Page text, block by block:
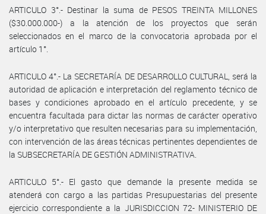
ARTICULO 3°.- Destinar la suma de PESOS TREINTA MILLONES
($30.000.000-) a la atención de los proyectos que serán
seleccionados en el marco de la convocatoria aprobada por el
artículo 1°.
ARTICULO 4°.- La SECRETARÍA DE DESARROLLO CULTURAL, será la
autoridad de aplicación e interpretación del reglamento técnico de
bases y condiciones aprobado en el artículo precedente, y se
encuentra facultada para dictar las normas de carácter operativo
y/o interpretativo que resulten necesarias para su implementación,
con intervención de las áreas técnicas pertinentes dependientes de
la SUBSECRETARÍA DE GESTIÓN ADMINISTRATIVA.
ARTICULO 5°.- El gasto que demande la presente medida se
atenderá con cargo a las partidas Presupuestarias del presente
ejercicio correspondiente a la JURISDICCION 72- MINISTERIO DE